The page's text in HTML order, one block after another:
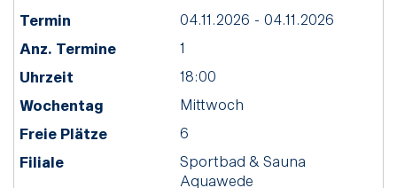
04.11.2026 - 04.11.2026
1
18:00
Mittwoch
6
Sportbad & Sauna
Aquawede